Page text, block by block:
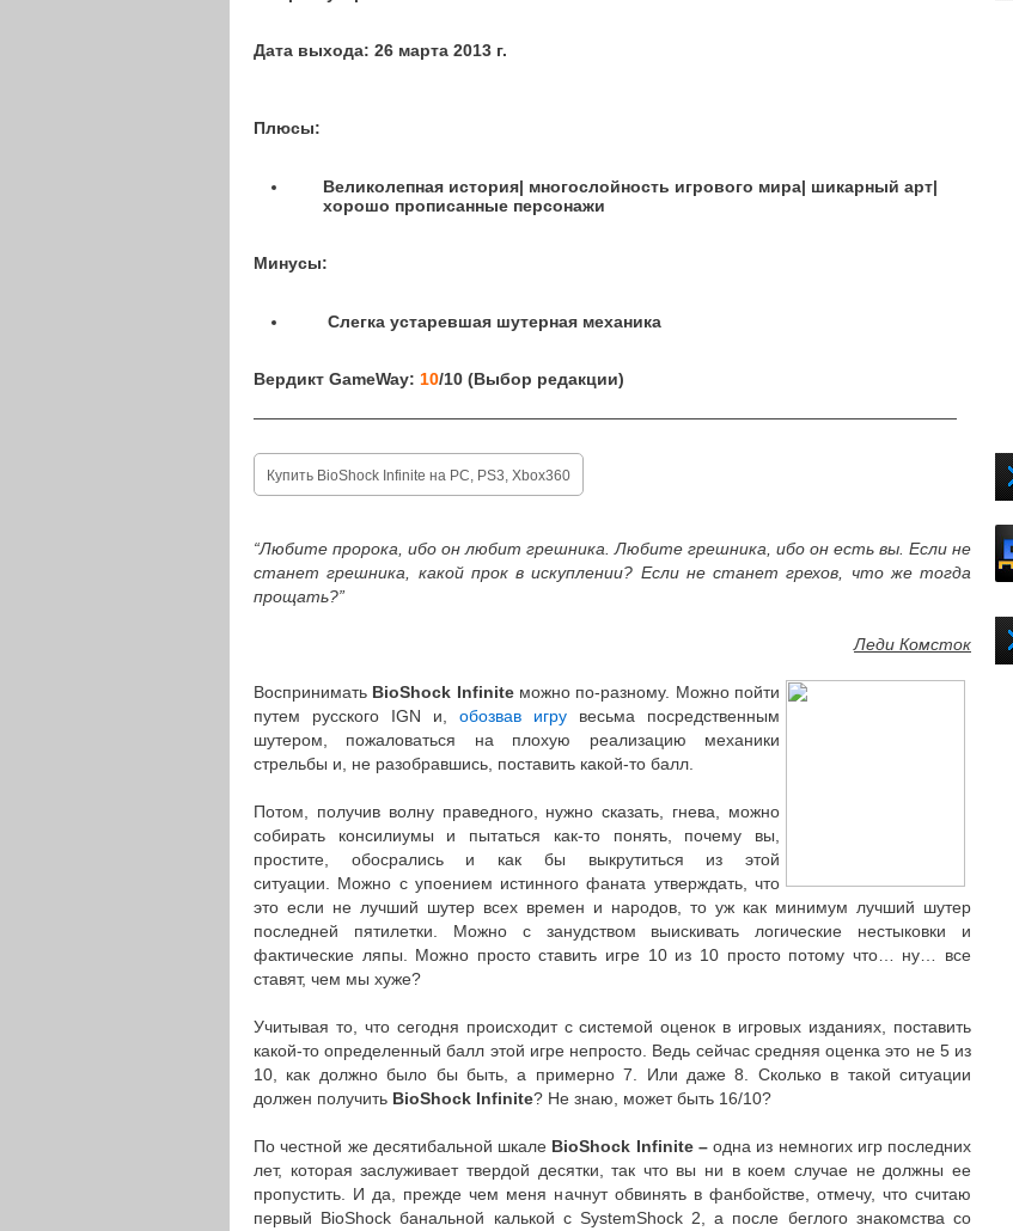
Дата выхода: 26 марта 2013 г.
Плюсы:
Великолепная история| многослойность игрового мира| шикарный арт|
хорошо прописанные персонажи
Минусы:
Слегка устаревшая шутерная механика
Вердикт GameWay: 10/10 (Выбор редакции)
——————————————————————————————————————————
Купить BioShock Infinite на PC, PS3, Xbox360
“Любите пророка, ибо он любит грешника. Любите грешника, ибо он есть вы. Если не
станет грешника, какой прок в искуплении? Если не станет грехов, что же тогда
прощать?”
Леди Комсток
Воспринимать BioShock Infinite можно по-разному. Можно пойти
путем русского IGN и, обозвав игру весьма посредственным
шутером, пожаловаться на плохую реализацию механики
стрельбы и, не разобравшись, поставить какой-то балл.
Потом, получив волну праведного, нужно сказать, гнева, можно
собирать консилиумы и пытаться как-то понять, почему вы,
простите, обосрались и как бы выкрутиться из этой
ситуации. Можно с упоением истинного фаната утверждать, что
это если не лучший шутер всех времен и народов, то уж как минимум лучший шутер
последней пятилетки. Можно с занудством выискивать логические нестыковки и
фактические ляпы. Можно просто ставить игре 10 из 10 просто потому что… ну… все
ставят, чем мы хуже?
Учитывая то, что сегодня происходит с системой оценок в игровых изданиях, поставить
какой-то определенный балл этой игре непросто. Ведь сейчас средняя оценка это не 5 из
10, как должно было бы быть, а примерно 7. Или даже 8. Сколько в такой ситуации
должен получить BioShock Infinite? Не знаю, может быть 16/10?
По честной же десятибальной шкале BioShock Infinite – одна из немногих игр последних
лет, которая заслуживает твердой десятки, так что вы ни в коем случае не должны ее
пропустить. И да, прежде чем меня начнут обвинять в фанбойстве, отмечу, что считаю
первый BioShock банальной калькой с SуstemShock 2, а после беглого знакомства со